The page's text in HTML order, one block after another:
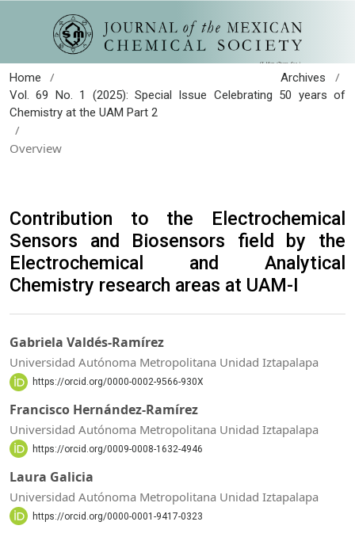
Home / Archives /
Vol. 69 No. 1 (2025): Special Issue Celebrating 50 years of
Chemistry at the UAM Part 2
/
Overview
Contribution to the Electrochemical
Sensors and Biosensors field by the
Electrochemical and Analytical
Chemistry research areas at UAM-I
Gabriela Valdés-Ramírez
Universidad Autónoma Metropolitana Unidad Iztapalapa
https://orcid.org/0000-0002-9566-930X
Francisco Hernández-Ramírez
Universidad Autónoma Metropolitana Unidad Iztapalapa
https://orcid.org/0009-0008-1632-4946
Laura Galicia
Universidad Autónoma Metropolitana Unidad Iztapalapa
https://orcid.org/0000-0001-9417-0323